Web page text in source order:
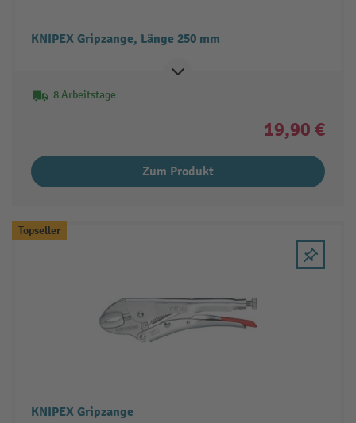
KNIPEX Gripzange, Länge 250 mm
8 Arbeitstage
19,90 €
Zum Produkt
Topseller
KNIPEX Gripzange